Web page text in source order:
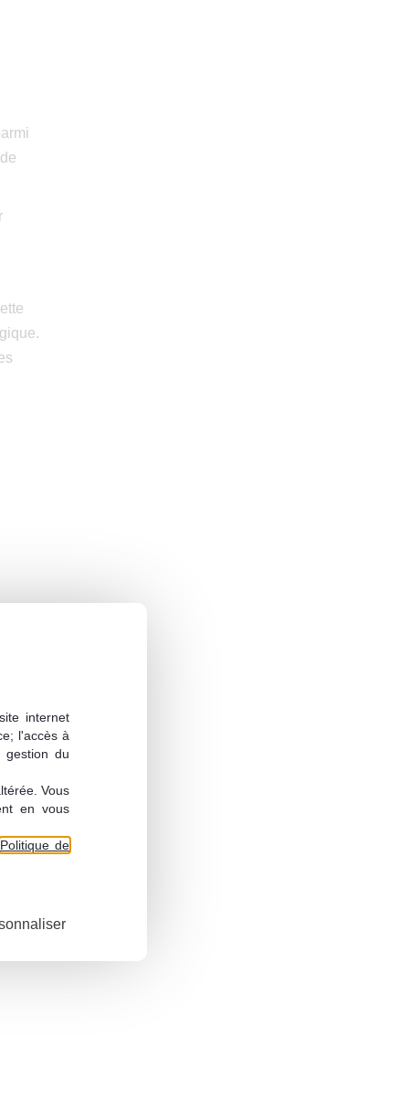
internet
l'accès à
du
Vous
en vous
Politique de